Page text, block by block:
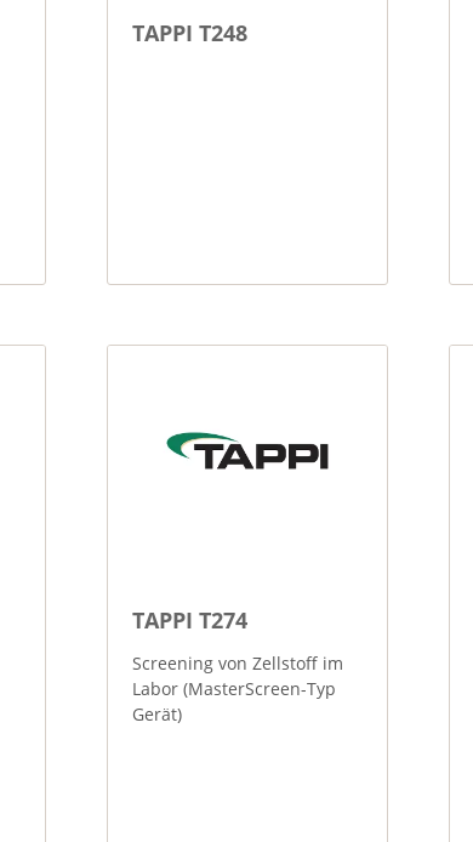
TAPPI T248
TAPPI T274
Screening von Zellstoff im
Labor (MasterScreen-Typ
Gerät)